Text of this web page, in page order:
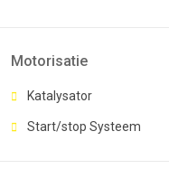
Motorisatie
Katalysator
Start/stop Systeem